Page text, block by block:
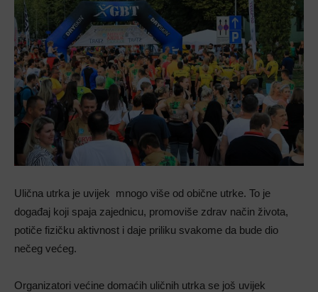
Ulična utrka je uvijek mnogo više od obične utrke. To je
događaj koji spaja zajednicu, promoviše zdrav način života,
potiče fizičku aktivnost i daje priliku svakome da bude dio
nečeg većeg.
Organizatori većine domaćih uličnih utrka se još uvijek